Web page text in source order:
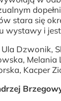
stara się
wystawy i
Dzwonik,
Melania
Kacper